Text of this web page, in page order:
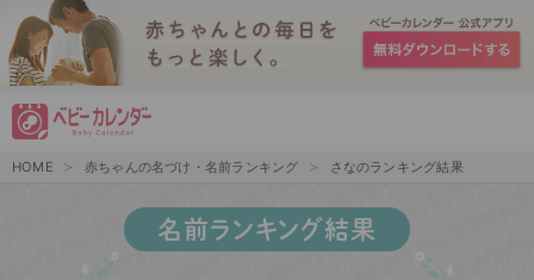
HOME 赤ちゃんの名づけ・名前ランキング さなのランキング結果
名前ランキング結果